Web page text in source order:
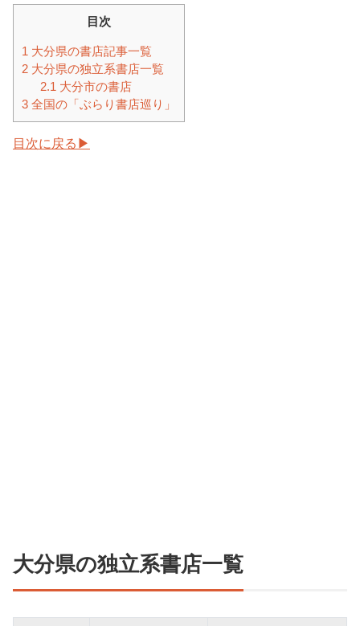
目次
1 大分県の書店記事一覧
2 大分県の独立系書店一覧
2.1 大分市の書店
3 全国の「ぶらり書店巡り」
目次に戻る▶
大分県の独立系書店一覧